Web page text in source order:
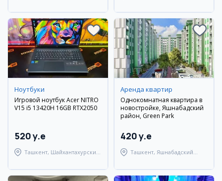
Ноутбуки
Игровой ноутбук Acer NITRO
V15 i5 13420H 16GB RTX2050
520 y.e
Ташкент, Шайхантахурский
Аренда квартир
Однокомнатная квартира в
новостройке, Яшнабадский
район, Green Park
420 y.e
Ташкент, Яшнабадский